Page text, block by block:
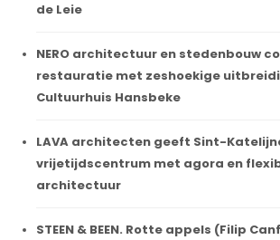
de Leie
NERO architectuur en stedenbouw
restauratie met zeshoekige
Cultuurhuis Hansbeke
LAVA architecten geeft Sint-
vrijetijdscentrum met agora en
architectuur
STEEN & BEEN. Rotte appels (Filip